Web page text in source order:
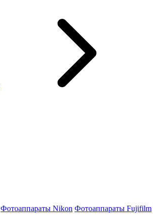
Фотоаппараты Nikon Фотоаппараты Fujifilm